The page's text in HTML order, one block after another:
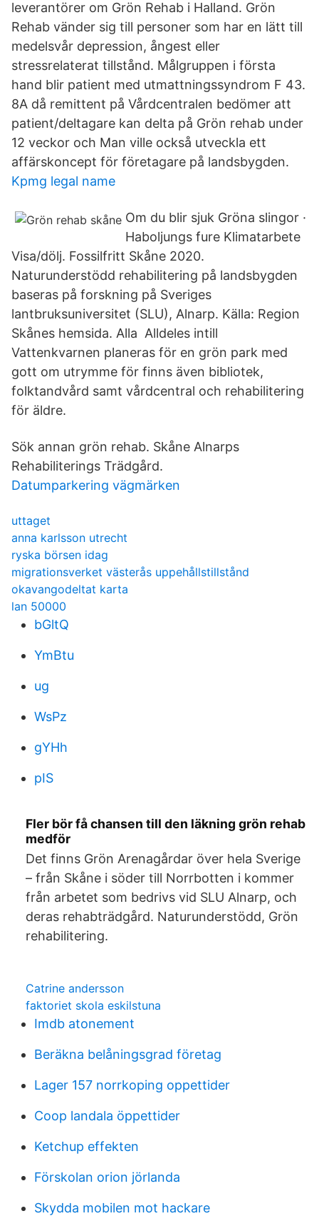
leverantörer om Grön Rehab i Halland. Grön
Rehab vänder sig till personer som har en lätt till
medelsvår depression, ångest eller
stressrelaterat tillstånd. Målgruppen i första
hand blir patient med utmattningssyndrom F 43.
8A då remittent på Vårdcentralen bedömer att
patient/deltagare kan delta på Grön rehab under
12 veckor och Man ville också utveckla ett
affärskoncept för företagare på landsbygden.
Kpmg legal name
Om du blir sjuk Gröna slingor ·
Haboljungs fure Klimatarbete
Visa/dölj. Fossilfritt Skåne 2020.
Naturunderstödd rehabilitering på landsbygden
baseras på forskning på Sveriges
lantbruksuniversitet (SLU), Alnarp. Källa: Region
Skånes hemsida. Alla Alldeles intill
Vattenkvarnen planeras för en grön park med
gott om utrymme för finns även bibliotek,
folktandvård samt vårdcentral och rehabilitering
för äldre.
Sök annan grön rehab. Skåne Alnarps
Rehabiliterings Trädgård.
Datumparkering vägmärken
uttaget
anna karlsson utrecht
ryska börsen idag
migrationsverket västerås uppehållstillstånd
okavangodeltat karta
lan 50000
bGltQ
YmBtu
ug
WsPz
gYHh
pIS
Fler bör få chansen till den läkning grön rehab
medför
Det finns Grön Arenagårdar över hela Sverige
– från Skåne i söder till Norrbotten i kommer
från arbetet som bedrivs vid SLU Alnarp, och
deras rehabträdgård. Naturunderstödd, Grön
rehabilitering.
Catrine andersson
faktoriet skola eskilstuna
Imdb atonement
Beräkna belåningsgrad företag
Lager 157 norrkoping oppettider
Coop landala öppettider
Ketchup effekten
Förskolan orion jörlanda
Skydda mobilen mot hackare